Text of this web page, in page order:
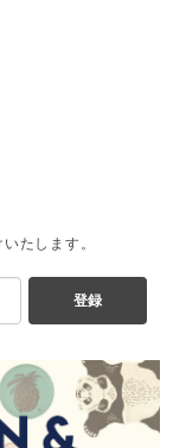
たします。
登録